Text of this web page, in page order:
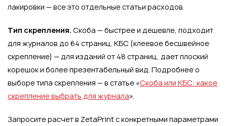
лакировки — все это отдельные статьи расходов.
Тип скрепления. Скоба — быстрее и дешевле, подходит
для журналов до 64 страниц. КБС (клеевое бесшвейное
скрепление) — для изданий от 48 страниц, дает плоский
корешок и более презентабельный вид. Подробнее о
выборе типа скрепления — в статье «Скоба или КБС: какое
скрепление выбрать для журнала».
Запросите расчет в ZetaPrint с конкретными параметрами